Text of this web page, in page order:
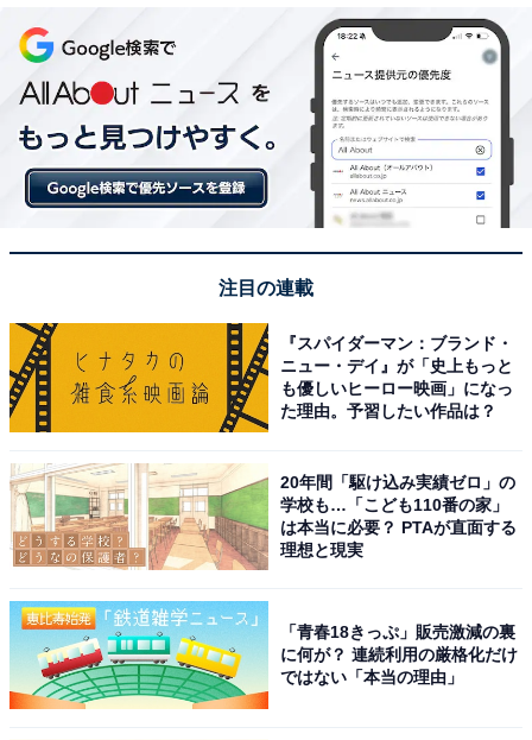
Pioneer「DMH-SZ700」
Pioneer ディスプレイオーディオ DMH-SZ700 6.8インチ
2D Amazon Alexa搭載 AppleCarPlay AndroidAuto対応
Bluetooth USB iPod iPhone AUX DSP カロッツェリア
Pioneer「FH-6500DVD」
Pioneer ディスプレイオーディオ FH-6500DVD 6.8インチ
2D CD DVD USB Bluetooth iPod iPhone AUX DSP カロ
ッツェリア
Amazonで見る
Pioneer「FH-8500DVS」
注目の連載
『スパイダーマン：ブランド・
ニュー・デイ』が「史上もっと
も優しいヒーロー映画」になっ
た理由。予習したい作品は？
20年間「駆け込み実績ゼロ」の
学校も…「こども110番の家」
は本当に必要？ PTAが直面する
理想と現実
「青春18きっぷ」販売激減の裏
に何が？ 連続利用の厳格化だけ
ではない「本当の理由」